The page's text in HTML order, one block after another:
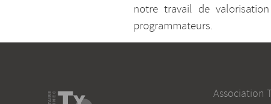
notre travail de
programmateurs.
Association